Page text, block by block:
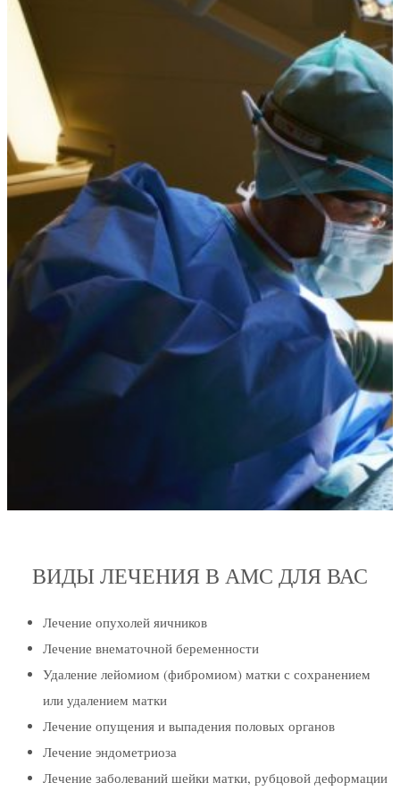
ВИДЫ ЛЕЧЕНИЯ В АМС ДЛЯ ВАС
Лечение опухолей яичников
Лечение внематочной беременности
Удаление лейомиом (фибромиом) матки с сохранением
или удалением матки
Лечение опущения и выпадения половых органов
Лечение эндометриоза
Лечение заболеваний шейки матки, рубцовой деформации